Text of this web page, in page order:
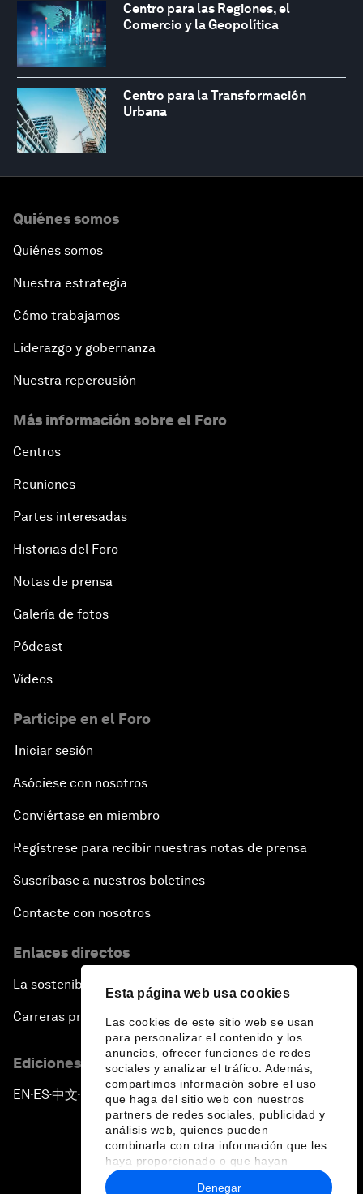
Esta página web usa cookies
Las cookies de este sitio web se usan
para personalizar el contenido y los
anuncios, ofrecer funciones de redes
sociales y analizar el tráfico. Además,
compartimos información sobre el uso
que haga del sitio web con nuestros
partners de redes sociales, publicidad y
análisis web, quienes pueden
combinarla con otra información que les
haya proporcionado o que hayan
recopilado a partir del uso que haya
Denegar
Centro para las Regiones, el
Comercio y la Geopolítica
Centro para la Transformación
Urbana
Quiénes somos
Quiénes somos
Nuestra estrategia
Cómo trabajamos
Liderazgo y gobernanza
Nuestra repercusión
Más información sobre el Foro
Centros
Reuniones
Partes interesadas
Historias del Foro
Notas de prensa
Galería de fotos
Pódcast
Vídeos
Participe en el Foro
Iniciar sesión
Asóciese con nosotros
Conviértase en miembro
Regístrese para recibir nuestras notas de prensa
Suscríbase a nuestros boletines
Contacte con nosotros
Enlaces directos
La sostenibilidad en el Foro
Carreras profesionales
Ediciones en otros idiomas
EN ▪ES▪中文▪ 日本語